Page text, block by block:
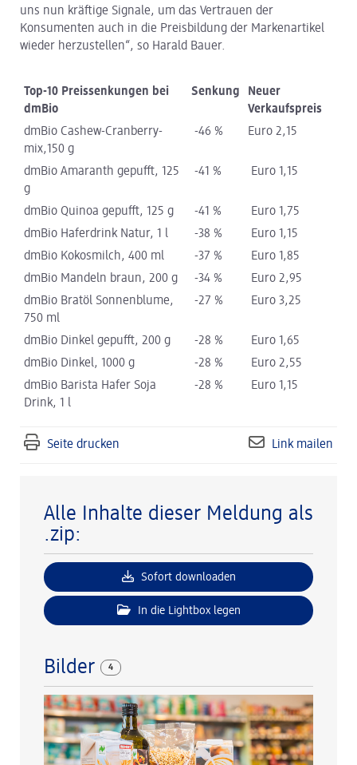
uns nun kräftige Signale, um das Vertrauen der
Konsumenten auch in die Preisbildung der Markenartikel
wieder herzustellen“, so Harald Bauer.
Top-10 Preissenkungen bei
dmBio
Senkung
Neuer
Verkaufspreis
dmBio Cashew-Cranberry-
mix,150 g
-46 % Euro 2,15
dmBio Amaranth gepufft, 125
g
-41 % Euro 1,15
dmBio Quinoa gepufft, 125 g -41 %
Euro 1,75
dmBio Haferdrink Natur, 1 l
-38 %
Euro 1,15
dmBio Kokosmilch, 400 ml
-37 %
Euro 1,85
dmBio Mandeln braun, 200 g
-34 %
Euro 2,95
dmBio Bratöl Sonnenblume,
750 ml
-27 % Euro 3,25
dmBio Dinkel gepufft, 200 g -28 %
Euro 1,65
dmBio Dinkel, 1000 g
-28 %
Euro 2,55
dmBio Barista Hafer Soja
Drink, 1 l
-28 % Euro 1,15
Seite drucken Link mailen
Alle Inhalte dieser Meldung als
.zip:
Sofort downloaden
In die Lightbox legen
Bilder 4